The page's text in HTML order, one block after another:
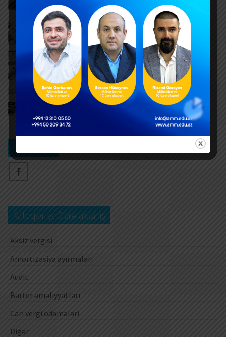
AUGUST 6, 2026
Hər yeni invoys üzrə ayrıca DTA-03 ərizəsi təqdim
edilməlidirmi?
AUGUST 6, 2026
Dövlət mülkiyyətində olan əsas vəsaitlərin
verilməsi qaydası dəyişib
AUGUST 5, 2026
Əlilliyi olan işçinin əmək müqaviləsinə xitam
verilməsi
Kateqoriya üzrə axtarış
Aksiz vergisi
Amortizasiya ayırmaları
Audit
Barter əməliyyatları
Cari vergi ödəmələri
Digər